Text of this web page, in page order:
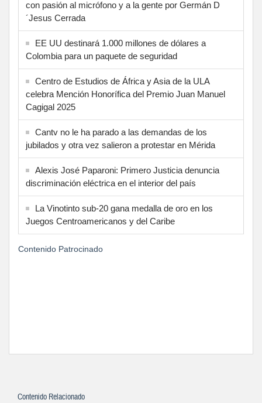
con pasión al micrófono y a la gente por Germán D
´Jesus Cerrada
EE UU destinará 1.000 millones de dólares a
Colombia para un paquete de seguridad
Centro de Estudios de África y Asia de la ULA
celebra Mención Honorífica del Premio Juan Manuel
Cagigal 2025
Cantv no le ha parado a las demandas de los
jubilados y otra vez salieron a protestar en Mérida
Alexis José Paparoni: Primero Justicia denuncia
discriminación eléctrica en el interior del país
La Vinotinto sub-20 gana medalla de oro en los
Juegos Centroamericanos y del Caribe
Contenido Patrocinado
Contenido Relacionado